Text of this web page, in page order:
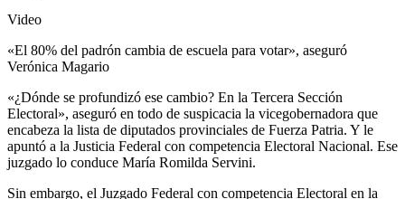
Video
«El 80% del padrón cambia de escuela para votar», aseguró
Verónica Magario
«¿Dónde se profundizó ese cambio? En la Tercera Sección
Electoral», aseguró en todo de suspicacia la vicegobernadora que
encabeza la lista de diputados provinciales de Fuerza Patria. Y le
apuntó a la Justicia Federal con competencia Electoral Nacional. Ese
juzgado lo conduce María Romilda Servini.
Sin embargo, el Juzgado Federal con competencia Electoral en la